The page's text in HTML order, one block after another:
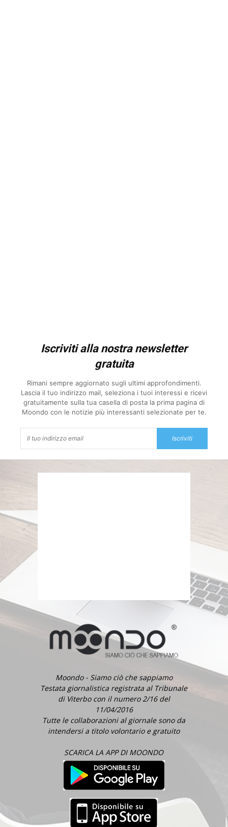
Iscriviti alla nostra newsletter
gratuita
Rimani sempre aggiornato sugli ultimi approfondimenti.
Lascia il tuo indirizzo mail, seleziona i tuoi interessi e ricevi
gratuitamente sulla tua casella di posta la prima pagina di
Moondo con le notizie più interessanti selezionate per te.
Iscriviti
Moondo - Siamo ciò che sappiamo
Testata giornalistica registrata al Tribunale
di Viterbo con il numero 2/16 del
11/04/2016
Tutte le collaborazioni al giornale sono da
intendersi a titolo volontario e gratuito
SCARICA LA APP DI MOONDO